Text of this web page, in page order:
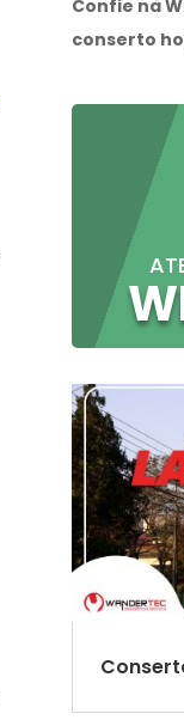
Confie na
conserto